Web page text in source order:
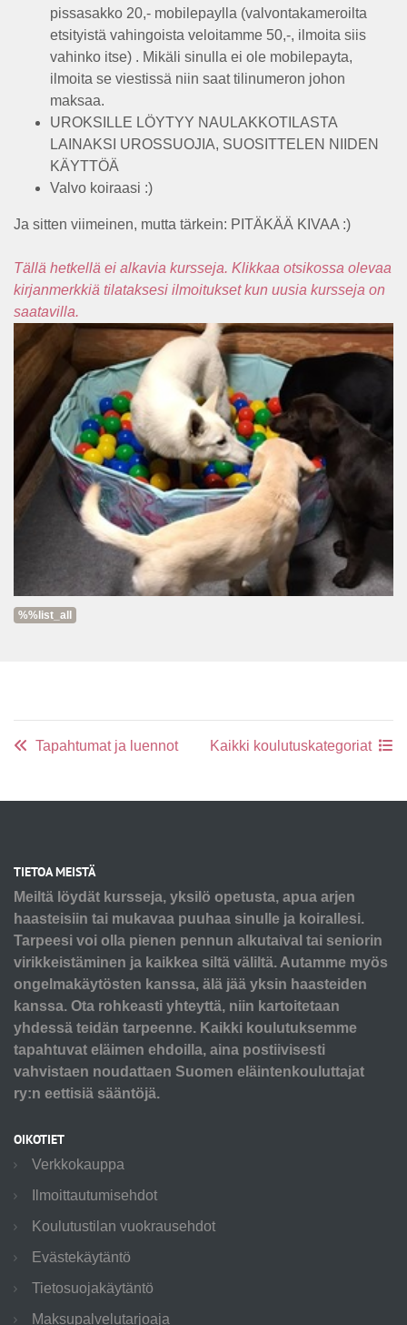
pissasakko 20,- mobilepaylla (valvontakameroilta
etsityistä vahingoista veloitamme 50,-, ilmoita siis
vahinko itse) . Mikäli sinulla ei ole mobilepayta,
ilmoita se viestissä niin saat tilinumeron johon
maksaa.
UROKSILLE LÖYTYY NAULAKKOTILASTA
LAINAKSI UROSSUOJIA, SUOSITTELEN NIIDEN
KÄYTTÖÄ
Valvo koiraasi :)
Ja sitten viimeinen, mutta tärkein: PITÄKÄÄ KIVAA :)
Tällä hetkellä ei alkavia kursseja. Klikkaa otsikossa olevaa
kirjanmerkkiä tilataksesi ilmoitukset kun uusia kursseja on
saatavilla.
%%list_all
Tapahtumat ja luennot Kaikki koulutuskategoriat
TIETOA MEISTÄ
Meiltä löydät kursseja, yksilö opetusta, apua arjen
haasteisiin tai mukavaa puuhaa sinulle ja koirallesi.
Tarpeesi voi olla pienen pennun alkutaival tai seniorin
virikkeistäminen ja kaikkea siltä väliltä. Autamme myös
ongelmakäytösten kanssa, älä jää yksin haasteiden
kanssa. Ota rohkeasti yhteyttä, niin kartoitetaan
yhdessä teidän tarpeenne. Kaikki koulutuksemme
tapahtuvat eläimen ehdoilla, aina postiivisesti
vahvistaen noudattaen Suomen eläintenkouluttajat
ry:n eettisiä sääntöjä.
OIKOTIET
Verkkokauppa
Ilmoittautumisehdot
Koulutustilan vuokrausehdot
Evästekäytäntö
Tietosuojakäytäntö
Maksupalvelutarjoaja